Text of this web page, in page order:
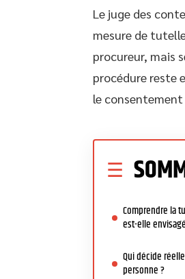
Le juge des
mesure de
procureur, mais
procédure reste
le consentement
Comprendre la
est-elle
Qui décide
personne ?